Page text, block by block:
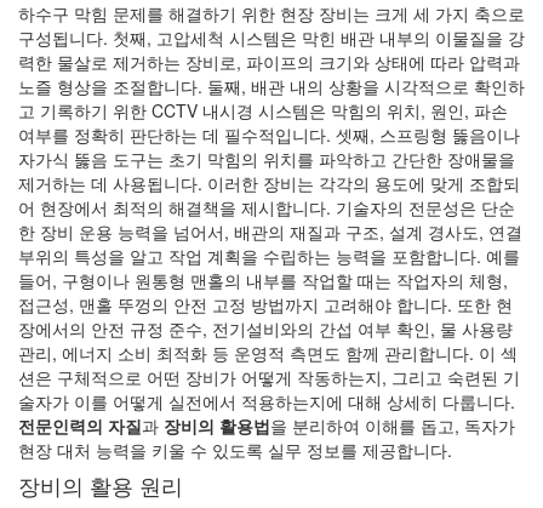
하수구 막힘 문제를 해결하기 위한 현장 장비는 크게 세 가지 축으로
구성됩니다. 첫째, 고압세척 시스템은 막힌 배관 내부의 이물질을 강
력한 물살로 제거하는 장비로, 파이프의 크기와 상태에 따라 압력과
노즐 형상을 조절합니다. 둘째, 배관 내의 상황을 시각적으로 확인하
고 기록하기 위한 CCTV 내시경 시스템은 막힘의 위치, 원인, 파손
여부를 정확히 판단하는 데 필수적입니다. 셋째, 스프링형 뚫음이나
자가식 뚫음 도구는 초기 막힘의 위치를 파악하고 간단한 장애물을
제거하는 데 사용됩니다. 이러한 장비는 각각의 용도에 맞게 조합되
어 현장에서 최적의 해결책을 제시합니다. 기술자의 전문성은 단순
한 장비 운용 능력을 넘어서, 배관의 재질과 구조, 설계 경사도, 연결
부위의 특성을 알고 작업 계획을 수립하는 능력을 포함합니다. 예를
들어, 구형이나 원통형 맨홀의 내부를 작업할 때는 작업자의 체형,
접근성, 맨홀 뚜껑의 안전 고정 방법까지 고려해야 합니다. 또한 현
장에서의 안전 규정 준수, 전기설비와의 간섭 여부 확인, 물 사용량
관리, 에너지 소비 최적화 등 운영적 측면도 함께 관리합니다. 이 섹
션은 구체적으로 어떤 장비가 어떻게 작동하는지, 그리고 숙련된 기
술자가 이를 어떻게 실전에서 적용하는지에 대해 상세히 다룹니다.
전문인력의 자질과 장비의 활용법을 분리하여 이해를 돕고, 독자가
현장 대처 능력을 키울 수 있도록 실무 정보를 제공합니다.
장비의 활용 원리